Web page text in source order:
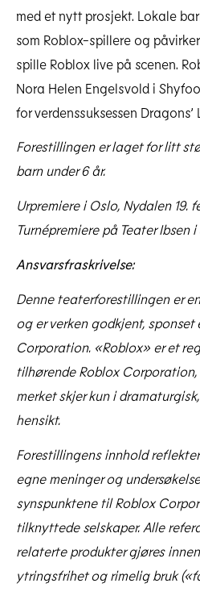
med et nytt prosjekt. Lokale
som Roblox-spillere og
spille Roblox live på scenen.
Nora Helen Engelsvold i
for verdenssuksessen Dragons’
Forestillingen er laget for litt
barn under 6 år.
Urpremiere i Oslo, Nydalen 19.
Turnépremiere på Teater Ibsen
Ansvarsfraskrivelse:
Denne teaterforestillingen er
og er verken godkjent,
Corporation. «Roblox» er et
tilhørende Roblox
merket skjer kun i
hensikt.
Forestillingens innhold
egne meninger og
synspunktene til Roblox
tilknyttede selskaper. Alle
relaterte produkter gjøres
ytringsfrihet og rimelig bruk